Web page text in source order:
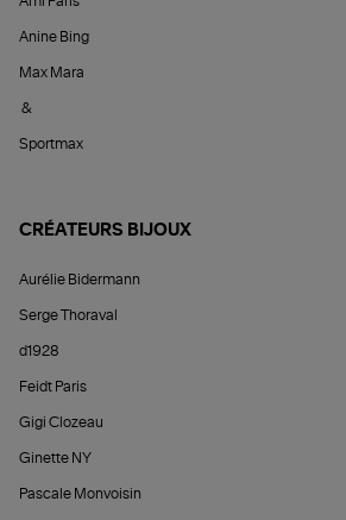
Anine Bing
Max Mara
&
Sportmax
CRÉATEURS BIJOUX
Aurélie Bidermann
Serge Thoraval
d1928
Feidt Paris
Gigi Clozeau
Ginette NY
Pascale Monvoisin